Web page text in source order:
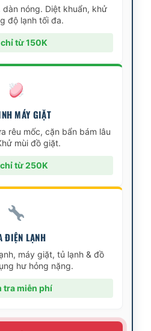
dàn nóng. Diệt khuẩn, khử
độ lạnh tối đa.
từ 150K
MÁY GIẶT
rêu mốc, cặn bẩn bám lâu
mùi đồ giặt.
từ 250K
ĐIỆN LẠNH
máy giặt, tủ lạnh & đồ
hư hỏng nặng.
tra miễn phí